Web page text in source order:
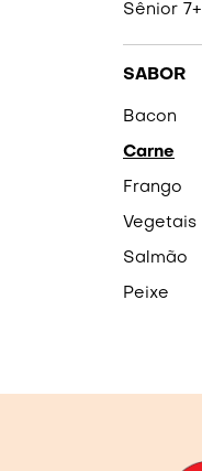
Sênior 7+
SABOR
Bacon
Carne
Frango
Vegetais
Salmão
Peixe